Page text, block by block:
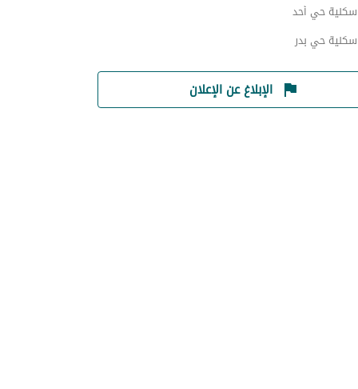
سكنية حي أحد
سكنية حي بدر
الإبلاغ عن الإعلان